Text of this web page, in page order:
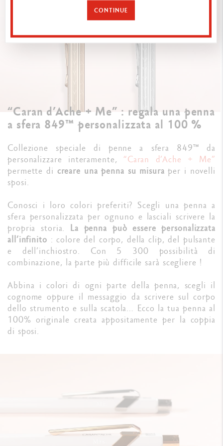
“Caran d’Ache + Me” : regala una penna
a sfera 849™ personalizzata al 100 %
Collezione speciale di penne a sfera 849™ da
personalizzare interamente, “Caran d’Ache + Me”
permette di creare una penna su misura per i novelli
sposi.
Conosci i loro colori preferiti? Scegli una penna a
sfera personalizzata per ognuno e lasciali scrivere la
propria storia. La penna può essere personalizzata
all’infinito : colore del corpo, della clip, del pulsante
e dell’inchiostro. Con 5 300 possibilità di
combinazione, la parte più difficile sarà scegliere !
Abbina i colori di ogni parte della penna, scegli il
cognome oppure il messaggio da scrivere sul corpo
dello strumento e sulla scatola… Ecco la tua penna al
100% originale creata appositamente per la coppia
di sposi.
CONTINUE